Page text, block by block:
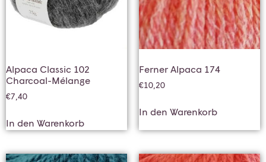
Alpaca Classic 102
Charcoal-Mélange
€7,40
In den Warenkorb
Ferner Alpaca 174
€10,20
In den Warenkorb